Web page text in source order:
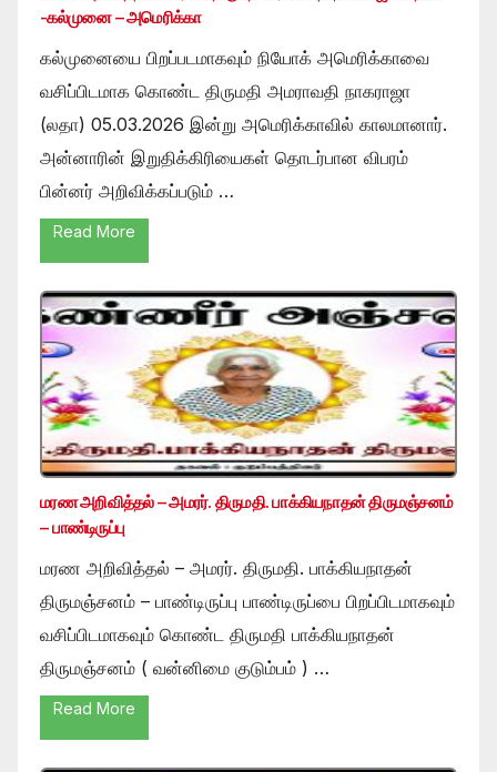
-கல்முனை – அமெரிக்கா
கல்முனையை பிறப்படமாகவும் நியோக் அமெரிக்காவை
வசிப்பிடமாக கொண்ட திருமதி அமராவதி நாகராஜா
(லதா) 05.03.2026 இன்று அமெரிக்காவில் காலமானார்.
அன்னாரின் இறுதிக்கிரியைகள் தொடர்பான விபரம்
பின்னர் அறிவிக்கப்படும் …
Read More
மரண அறிவித்தல் – அமரர். திருமதி. பாக்கியநாதன் திருமஞ்சனம்
– பாண்டிருப்பு
மரண அறிவித்தல் – அமரர். திருமதி. பாக்கியநாதன்
திருமஞ்சனம் – பாண்டிருப்பு பாண்டிருப்பை பிறப்பிடமாகவும்
வசிப்பிடமாகவும் கொண்ட திருமதி பாக்கியநாதன்
திருமஞ்சனம் ( வன்னிமை குடும்பம் ) …
Read More